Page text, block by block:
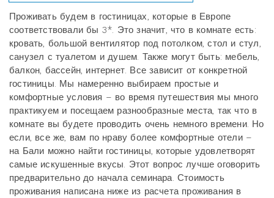
Проживать будем в гостиницах, которые в Европе
соответствовали бы 3*. Это значит, что в комнате есть:
кровать, большой вентилятор под потолком, стол и стул,
санузел с туалетом и душем. Также могут быть: мебель,
балкон, бассейн, интернет. Все зависит от конкретной
гостиницы. Мы намеренно выбираем простые и
комфортные условия – во время путешествия мы много
практикуем и посещаем разнообразные места, так что в
комнате вы будете проводить очень немного времени. Но
если, все же, вам по нраву более комфортные отели –
на Бали можно найти гостиницы, которые удовлетворят
самые искушенные вкусы. Этот вопрос лучше оговорить
предварительно до начала семинара. Стоимость
проживания написана ниже из расчета проживания в